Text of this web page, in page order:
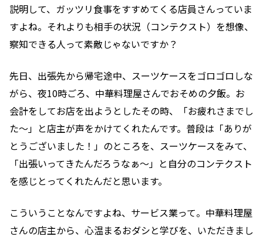
説明して、ガッツリ食事をすすめてくる店員さんっていま
すよね。それよりも相手の状況（コンテクスト）を想像、
察知できる人って素敵じゃないですか？
先日、出張先から帰宅途中、スーツケースをゴロゴロしな
がら、夜10時ごろ、中華料理屋さんでおそめの夕飯。お
会計をしてお店を出ようとしたその時、「お疲れさまでし
た〜」と店主が声をかけてくれたんです。普段は「ありが
とうございました！」のところを、スーツケースをみて、
「出張いってきたんだろうなぁ〜」と自分のコンテクスト
を感じとってくれたんだと思います。
こういうことなんですよね、サービス業って。中華料理屋
さんの店主から、心温まるおダシと学びを、いただきまし